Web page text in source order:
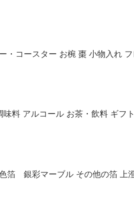
・コースター お椀 棗 小物入れ
味料 アルコール お茶・飲料 ギフト
箔 銀彩マーブル その他の箔 上